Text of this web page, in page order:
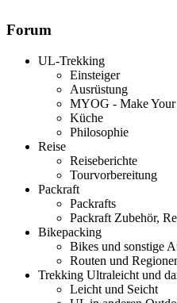
Forum
UL-Trekking
Einsteiger
Ausrüstung
MYOG - Make
Küche
Philosophie
Reise
Reiseberichte
Tourvorbereitung
Packraft
Packrafts
Packraft Zubehör,
Bikepacking
Bikes und sonstige
Routen und
Trekking Ultraleicht und
Leicht und Seicht